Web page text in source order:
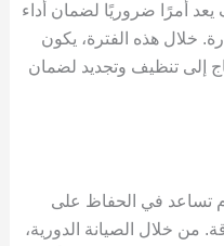
أمرًا ضروريًا لضمان أداء
خلال هذه الفترة، يكون
إلى تنظيف وتجديد لضمان
تساعد في الحفاظ على
من خلال الصيانة الدورية،